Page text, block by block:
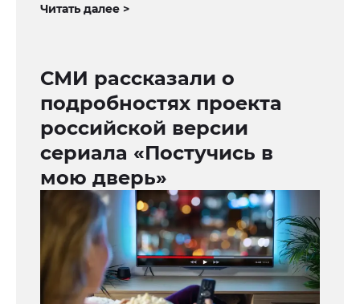
Читать далее >
СМИ рассказали о
подробностях проекта
российской версии
сериала «Постучись в
мою дверь»